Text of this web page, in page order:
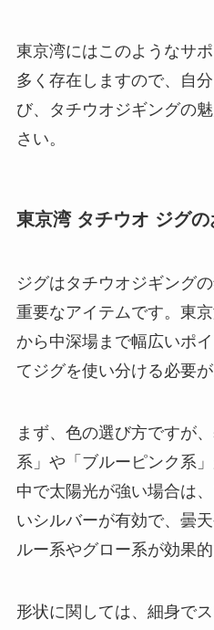
東京湾にはこのようなサ
多く存在しますので、自
び、タチウオジギングの
さい。
東京湾 タチウオ ジグ
ジグはタチウオジギング
重要なアイテムです。東
から中深場まで幅広いポ
てジグを使い分ける必要が
まず、色の選び方ですが
系」や「ブルーピンク系
中で太陽光が強い場合は
いシルバーが有効で、曇
ルー系やグロー系が効果的
形状に関しては、細身で